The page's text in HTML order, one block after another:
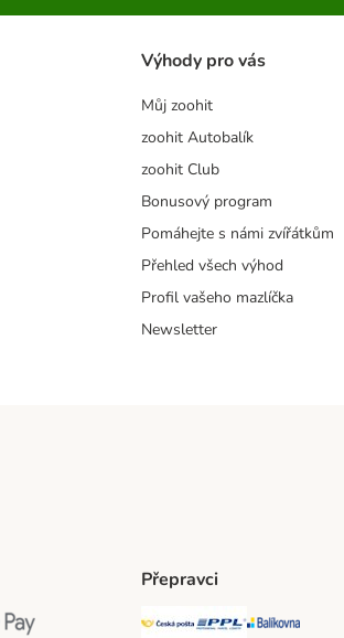
Výhody pro vás
Můj zoohit
zoohit Autobalík
zoohit Club
Bonusový program
Pomáhejte s námi zvířátkům
Přehled všech výhod
Profil vašeho mazlíčka
Newsletter
Přepravci
Česká pošta Shipping
PPL Shipping